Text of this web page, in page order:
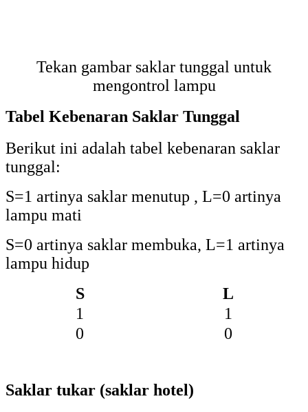
Tekan gambar saklar tunggal untuk
mengontrol lampu
Tabel Kebenaran Saklar Tunggal
Berikut ini adalah tabel kebenaran saklar
tunggal:
S=1 artinya saklar menutup , L=0 artinya
lampu mati
S=0 artinya saklar membuka, L=1 artinya
lampu hidup
S
L
1
1
0
0
Saklar tukar (saklar hotel)